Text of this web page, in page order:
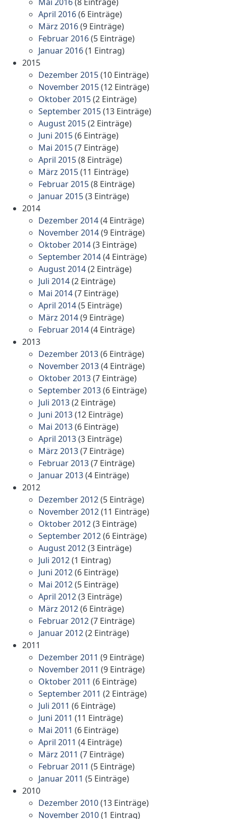
April 2016(6 Einträge)
März 2016(9 Einträge)
Februar 2016(5 Einträge)
Januar 2016(1 Eintrag)
2015
Dezember 2015(10 Einträge)
November 2015(12 Einträge)
Oktober 2015(2 Einträge)
September 2015(13 Einträge)
August 2015(2 Einträge)
Juni 2015(6 Einträge)
Mai 2015(7 Einträge)
April 2015(8 Einträge)
März 2015(11 Einträge)
Februar 2015(8 Einträge)
Januar 2015(3 Einträge)
2014
Dezember 2014(4 Einträge)
November 2014(9 Einträge)
Oktober 2014(3 Einträge)
September 2014(4 Einträge)
August 2014(2 Einträge)
Juli 2014(2 Einträge)
Mai 2014(7 Einträge)
April 2014(5 Einträge)
März 2014(9 Einträge)
Februar 2014(4 Einträge)
2013
Dezember 2013(6 Einträge)
November 2013(4 Einträge)
Oktober 2013(7 Einträge)
September 2013(6 Einträge)
Juli 2013(2 Einträge)
Juni 2013(12 Einträge)
Mai 2013(6 Einträge)
April 2013(3 Einträge)
März 2013(7 Einträge)
Februar 2013(7 Einträge)
Januar 2013(4 Einträge)
2012
Dezember 2012(5 Einträge)
November 2012(11 Einträge)
Oktober 2012(3 Einträge)
September 2012(6 Einträge)
August 2012(3 Einträge)
Juli 2012(1 Eintrag)
Juni 2012(6 Einträge)
Mai 2012(5 Einträge)
April 2012(3 Einträge)
März 2012(6 Einträge)
Februar 2012(7 Einträge)
Januar 2012(2 Einträge)
2011
Dezember 2011 (9 Einträge)
November 2011 (9 Einträge)
Oktober 2011 (6 Einträge)
September 2011 (2 Einträge)
Juli 2011 (6 Einträge)
Juni 2011 (11 Einträge)
Mai 2011 (6 Einträge)
April 2011 (4 Einträge)
März 2011 (7 Einträge)
Februar 2011 (5 Einträge)
Januar 2011 (5 Einträge)
2010
Dezember 2010(13 Einträge)
November 2010(1 Eintrag)